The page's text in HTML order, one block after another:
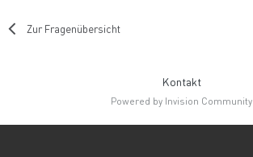
Zur Fragenübersicht
Kontakt
Powered by Invision Community